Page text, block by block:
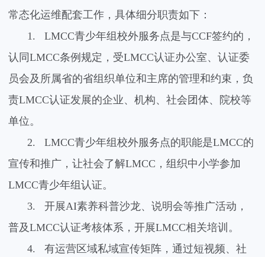
常态化运维配套工作，具体细分职责如下：
1.
LMCC青少年组校外服务点是与CCF签约的，
认同LMCC条例规定，受LMCC认证办公室、认证委
员会及所属省的省组织单位和主席的管理和约束，负
责LMCC认证发展的企业、机构、社会团体、院校等
单位。
2.
LMCC青少年组校外服务点的职能是LMCC的
宣传和推广，让社会了解LMCC ，组织中小学参加
LMCC青少年组认证。
3.
开展AI素养科普沙龙、说明会等推广活动，
普及LMCC认证考核体系，开展LMCC相关培训。
4.
有运营区域私域宣传矩阵，通过短视频、社